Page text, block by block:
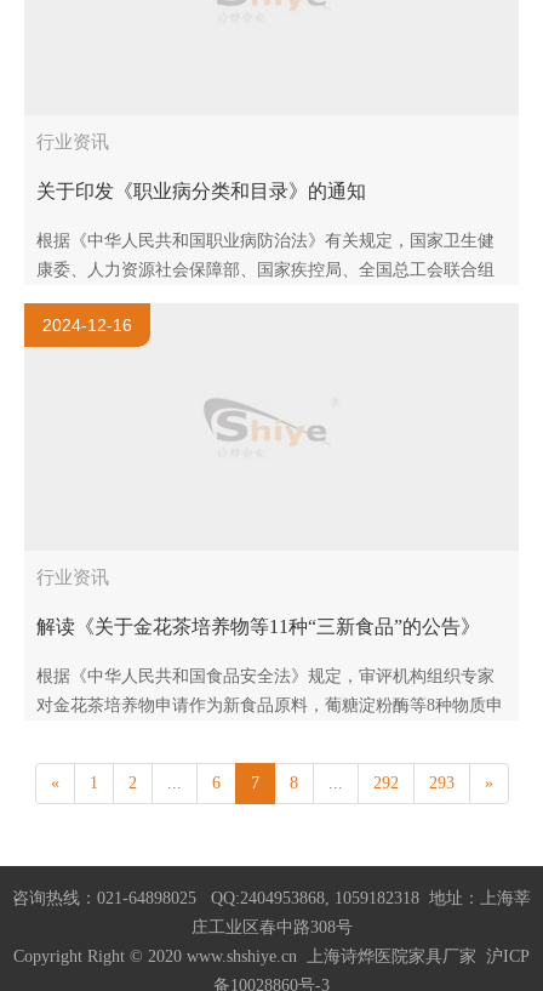
行业资讯
关于印发《职业病分类和目录》的通知
根据《中华人民共和国职业病防治法》有关规定，国家卫生健
康委、人力资源社会保障部、国家疾控局、全国总工会联合组
织对职业病的分类和目录进行了调整。现将调整后的《职业病
分类和目..
2024-12-16
行业资讯
解读《关于金花茶培养物等11种“三新食品”的公告》
根据《中华人民共和国食品安全法》规定，审评机构组织专家
对金花茶培养物申请作为新食品原料，葡糖淀粉酶等8种物质申
基-4..
«
1 2 ... 6 7 8 ... 292 293 »
咨询热线：021-64898025 QQ:2404953868, 1059182318 地址：上海莘
庄工业区春中路308号
Copyright Right © 2020 www.shshiye.cn 上海诗烨医院家具厂家 沪ICP
备10028860号-3